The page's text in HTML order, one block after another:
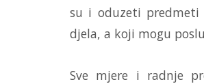
su i oduzeti predmeti
djela, a koji mogu
Sve mjere i radnje